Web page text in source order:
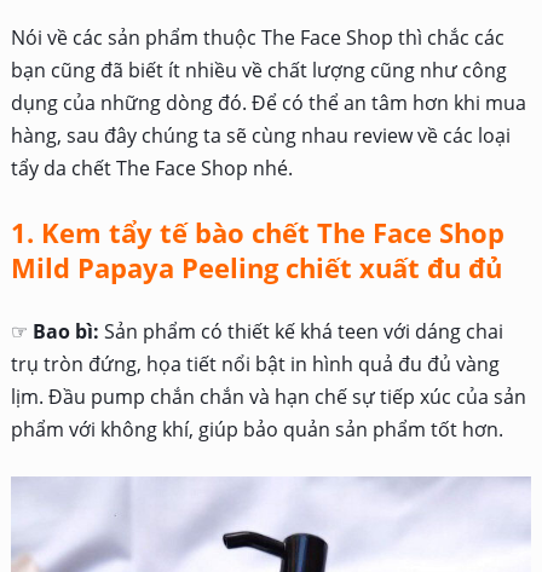
Nói về các sản phẩm thuộc The Face Shop thì chắc các
bạn cũng đã biết ít nhiều về chất lượng cũng như công
dụng của những dòng đó. Để có thể an tâm hơn khi mua
hàng, sau đây chúng ta sẽ cùng nhau review về các loại
tẩy da chết The Face Shop nhé.
1. Kem tẩy tế bào chết The Face Shop
Mild Papaya Peeling chiết xuất đu đủ
☞ Bao bì: Sản phẩm có thiết kế khá teen với dáng chai
trụ tròn đứng, họa tiết nổi bật in hình quả đu đủ vàng
lịm. Đầu pump chắn chắn và hạn chế sự tiếp xúc của sản
phẩm với không khí, giúp bảo quản sản phẩm tốt hơn.